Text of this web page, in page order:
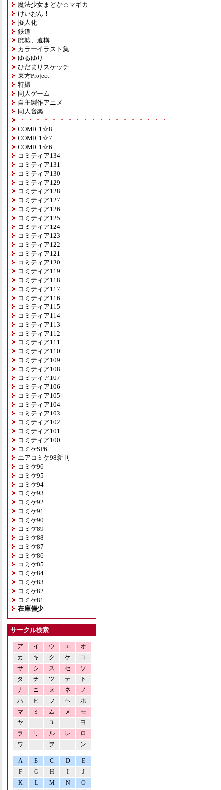
魔法少女まどか☆マギカ
けいおん！
擬人化
鉄道
廃墟、遺構
カラーイラスト集
ゆるゆり
ひだまりスケッチ
東方Project
特撮
同人ゲーム
自主製作アニメ
同人音楽
・・・・・・・・・・・・・・・・・・・
COMIC1☆8
COMIC1☆7
COMIC1☆6
コミティア134
コミティア131
コミティア130
コミティア129
コミティア128
コミティア127
コミティア126
コミティア125
コミティア124
コミティア123
コミティア122
コミティア121
コミティア120
コミティア119
コミティア118
コミティア117
コミティア116
コミティア115
コミティア114
コミティア113
コミティア112
コミティア111
コミティア110
コミティア109
コミティア108
コミティア107
コミティア106
コミティア105
コミティア104
コミティア103
コミティア102
コミティア101
コミティア100
コミケSP6
エアコミケ98新刊
コミケ96
コミケ95
コミケ94
コミケ93
コミケ92
コミケ91
コミケ90
コミケ89
コミケ88
コミケ87
コミケ86
コミケ85
コミケ84
コミケ83
コミケ82
コミケ81
在庫僅少
サークル検索
ア イ ウ エ
オ
カ
キ ク ケ
コ
サ
シ ス セ
ソ
タ
チ ツ テ
ト
ナ
ニ ヌ ネ
ノ
ハ
ヒ フ ヘ
ホ
マ
ミ ム メ
モ
ヤ
ユ
ヨ
ラ
リ ル レ
ロ
ワ
ヲ ン
A B C D
E
F
G H I
J
K
L M N O